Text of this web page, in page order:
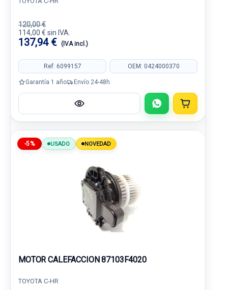
120,00 €
114,00 € sin IVA.
137,94 € (IVA incl.)
Ref: 6099157 OEM: 0424000370
Garantía 1 año Envío 24-48h
-5% USADO NOVEDAD
MOTOR CALEFACCION 87103F4020
TOYOTA C-HR